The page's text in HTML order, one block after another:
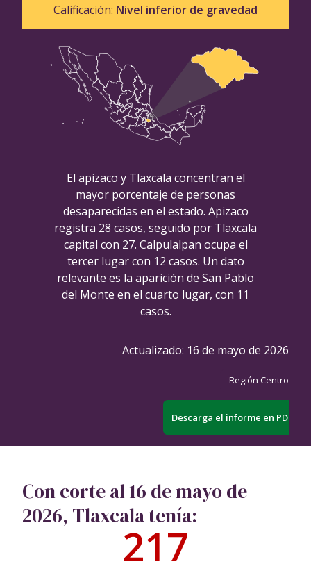
Calificación: Nivel inferior de gravedad
El apizaco y Tlaxcala concentran el
mayor porcentaje de personas
desaparecidas en el estado. Apizaco
registra 28 casos, seguido por Tlaxcala
capital con 27. Calpulalpan ocupa el
tercer lugar con 12 casos. Un dato
relevante es la aparición de San Pablo
del Monte en el cuarto lugar, con 11
casos.
Actualizado: 16 de mayo de 2026
Región Centro
Descarga el informe en PDF
Con corte al 16 de mayo de
2026, Tlaxcala tenía:
217